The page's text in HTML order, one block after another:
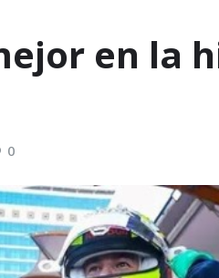
en la
0